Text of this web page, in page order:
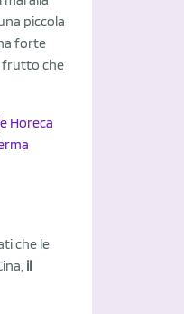
piccola
forte
frutto che
Horeca
che le
il